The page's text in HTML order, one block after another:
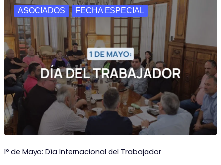
ASOCIADOS FECHA ESPECIAL
1º de Mayo: Día Internacional del Trabajador